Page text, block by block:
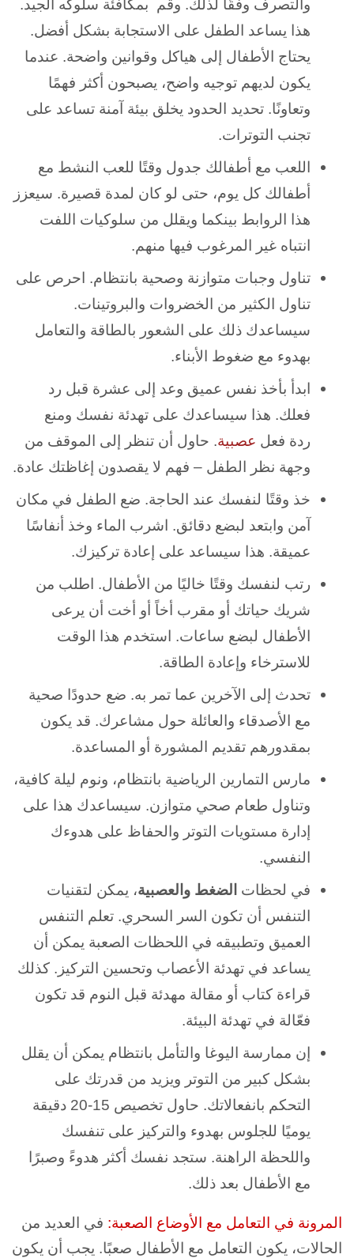
والتصرف وفقًا لذلك. وقم بمكافئة سلوكه الجيد.
هذا يساعد الطفل على الاستجابة بشكل أفضل.
يحتاج الأطفال إلى هياكل وقوانين واضحة. عندما
يكون لديهم توجيه واضح، يصبحون أكثر فهمًا
وتعاونًا. تحديد الحدود يخلق بيئة آمنة تساعد على
تجنب التوترات.
اللعب مع أطفالك جدول وقتًا للعب النشط مع
أطفالك كل يوم، حتى لو كان لمدة قصيرة. سيعزز
هذا الروابط بينكما ويقلل من سلوكيات اللفت
انتباه غير المرغوب فيها منهم.
تناول وجبات متوازنة وصحية بانتظام. احرص على
تناول الكثير من الخضروات والبروتينات.
سيساعدك ذلك على الشعور بالطاقة والتعامل
بهدوء مع ضغوط الأبناء.
ابدأ بأخذ نفس عميق وعد إلى عشرة قبل رد
فعلك. هذا سيساعدك على تهدئة نفسك ومنع
ردة فعل عصبية. حاول أن تنظر إلى الموقف من
وجهة نظر الطفل – فهم لا يقصدون إغاظتك عادة.
خذ وقتًا لنفسك عند الحاجة. ضع الطفل في مكان
آمن وابتعد لبضع دقائق. اشرب الماء وخذ أنفاسًا
عميقة. هذا سيساعد على إعادة تركيزك.
رتب لنفسك وقتًا خاليًا من الأطفال. اطلب من
شريك حياتك أو مقرب أخاً أو أخت أن يرعى
الأطفال لبضع ساعات. استخدم هذا الوقت
للاسترخاء وإعادة الطاقة.
تحدث إلى الآخرين عما تمر به. ضع حدودًا صحية
مع الأصدقاء والعائلة حول مشاعرك. قد يكون
بمقدورهم تقديم المشورة أو المساعدة.
مارس التمارين الرياضية بانتظام، ونوم ليلة كافية،
وتناول طعام صحي متوازن. سيساعدك هذا على
إدارة مستويات التوتر والحفاظ على هدوءك
النفسي.
في لحظات الضغط والعصبية، يمكن لتقنيات
التنفس أن تكون السر السحري. تعلم التنفس
العميق وتطبيقه في اللحظات الصعبة يمكن أن
يساعد في تهدئة الأعصاب وتحسين التركيز. كذلك
قراءة كتاب أو مقالة مهدئة قبل النوم قد تكون
فعّالة في تهدئة البيئة.
إن ممارسة اليوغا والتأمل بانتظام يمكن أن يقلل
بشكل كبير من التوتر ويزيد من قدرتك على
التحكم بانفعالاتك. حاول تخصيص 15-20 دقيقة
يوميًا للجلوس بهدوء والتركيز على تنفسك
واللحظة الراهنة. ستجد نفسك أكثر هدوءً وصبرًا
مع الأطفال بعد ذلك.
المرونة في التعامل مع الأوضاع الصعبة: في العديد من
الحالات، يكون التعامل مع الأطفال صعبًا. يجب أن يكون